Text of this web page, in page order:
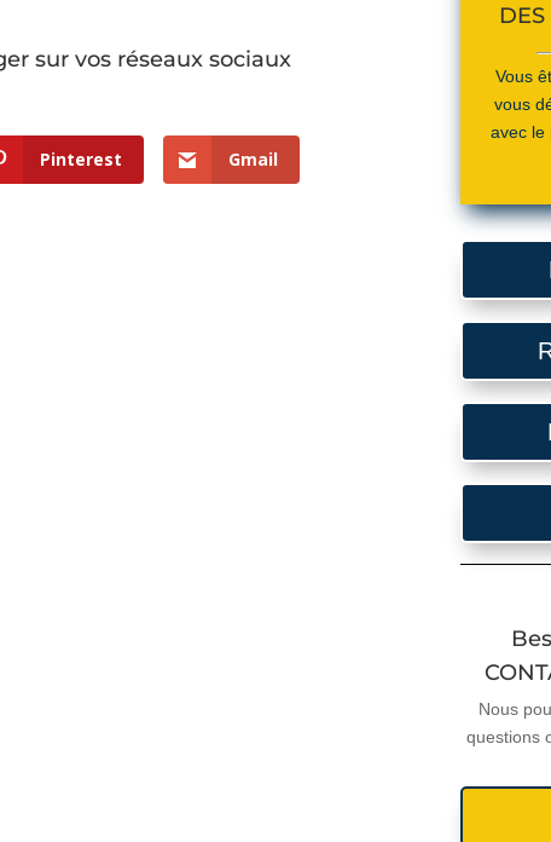
sur vos réseaux sociaux
Pinterest Gmail
Vous
vous
avec le
Nous
questions